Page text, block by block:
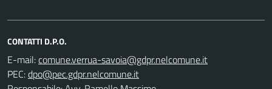
CONTATTI D.P.O.
E-mail:
PEC: